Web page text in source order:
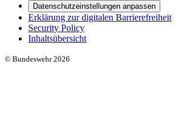
Datenschutzeinstellungen anpassen
Erklärung zur digitalen Barrierefreiheit
Security Policy
Inhaltsübersicht
© Bundeswehr 2026